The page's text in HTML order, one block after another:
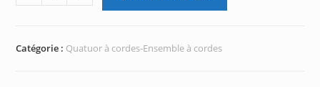
de
Catégorie : Quatuor à cordes-Ensemble à cordes